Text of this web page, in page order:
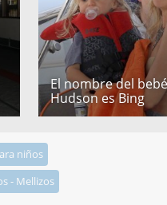
El nombre del
Hudson es Bing
niños
- Mellizos